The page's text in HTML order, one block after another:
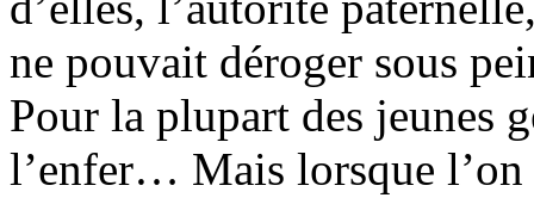
ne pouvait déroger sous
Pour la plupart des jeunes
l’enfer… Mais lorsque l’on